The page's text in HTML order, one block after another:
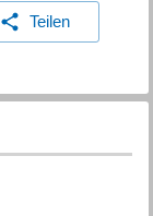
Teilen